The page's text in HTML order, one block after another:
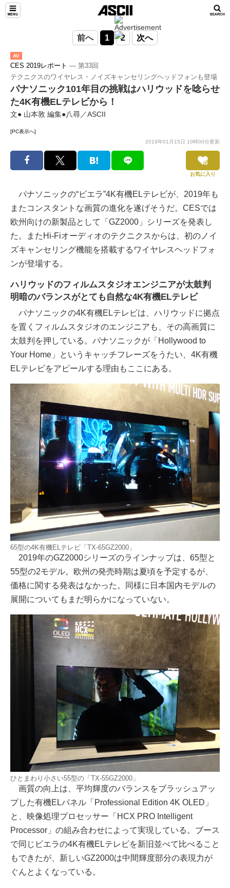
前へ 1 2 次へ
AV
CES 2019レポート ― 第33回
テクニクスのワイヤレス・ノイズキャンセリングヘッドフォンも登場
パナソニック101年目の挑戦はハリウッドを唸らせ
た4K有機ELテレビから！
文● 山本敦 編集●八尋／ASCII
[PC表示へ]
2019年01月15日 10時00分更新
お気に入り
パナソニックの“ビエラ”4K有機ELテレビが、2019年も
またコンスタントな画質の進化を遂げそうだ。CESでは
欧州向けの新製品として「GZ2000」シリーズを発表し
た。またHi-Fiオーディオのテクニクスからは、初のノイ
ズキャンセリング機能を搭載するワイヤレスヘッドフォ
ンが登場する。
ハリウッドのフィルムスタジオエンジニアが太鼓判
明暗のバランスがとても自然な4K有機ELテレビ
パナソニックの4K有機ELテレビは、ハリウッドに拠点
を置くフィルムスタジオのエンジニアも、その高画質に
太鼓判を押している。パナソニックが「Hollywood to
Your Home」というキャッチフレーズをうたい、4K有機
ELテレビをアピールする理由もここにある。
65型の4K有機ELテレビ「TX-65GZ2000」
2019年のGZ2000シリーズのラインナップは、65型と
55型の2モデル。欧州の発売時期は夏頃を予定するが、
価格に関する発表はなかった。同様に日本国内モデルの
展開についてもまだ明らかになっていない。
ひとまわり小さい55型の「TX-55GZ2000」
画質の向上は、平均輝度のバランスをブラッシュアッ
プした有機ELパネル「Professional Edition 4K OLED」
と、映像処理プロセッサー「HCX PRO Intelligent
Processor」の組み合わせによって実現している。ブース
で同じビエラの4K有機ELテレビを新旧並べて比べること
もできたが、新しいGZ2000は中間輝度部分の表現力が
ぐんとよくなっている。